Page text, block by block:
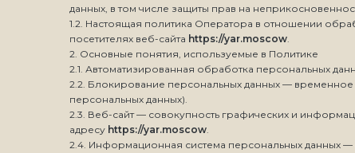
данных, в том числе защиты прав на
1.2. Настоящая политика Оператора в отношении
посетителях веб-сайта https://yar.moscow.
2. Основные понятия, используемые в Политике
2.1. Автоматизированная обработка персональных
2.2. Блокирование персональных данных —
персональных данных).
2.3. Веб-сайт — совокупность графических и
адресу https://yar.moscow.
2.4. Информационная система персональных данных